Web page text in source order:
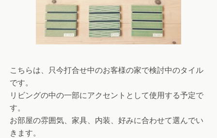
こちらは、只今打合せ中のお客様の家で検討中のタイル
です。
リビングの中の一部にアクセントとして使用する予定で
す。
お部屋の雰囲気、家具、内装、好みに合わせて選んでい
きます。